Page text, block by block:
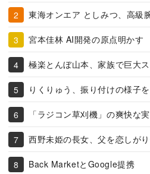
東海オンエア としみつ、高級
宮本佳林 AI開発の原点明かす
極楽とんぼ山本、家族で巨大
りくりゅう、振り付けの様子
「ラジコン草刈機」の爽快な
西野未姫の長女、父を恋しが
Back MarketとGoogle提携